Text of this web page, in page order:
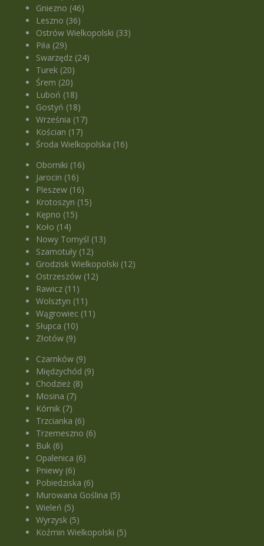
Gniezno (46)
Leszno (36)
Ostrów Wielkopolski (33)
Piła (29)
Swarzędz (24)
Turek (20)
Śrem (20)
Luboń (18)
Gostyń (18)
Września (17)
Kościan (17)
Środa Wielkopolska (16)
Oborniki (16)
Jarocin (16)
Pleszew (16)
Krotoszyn (15)
Kępno (15)
Koło (14)
Nowy Tomyśl (13)
Szamotuły (12)
Grodzisk Wielkopolski (12)
Ostrzeszów (12)
Rawicz (11)
Wolsztyn (11)
Wągrowiec (11)
Słupca (10)
Złotów (9)
Czarnków (9)
Międzychód (9)
Chodzież (8)
Mosina (7)
Kórnik (7)
Trzcianka (6)
Trzemeszno (6)
Buk (6)
Opalenica (6)
Pniewy (6)
Pobiedziska (6)
Murowana Goślina (5)
Wieleń (5)
Wyrzysk (5)
Koźmin Wielkopolski (5)